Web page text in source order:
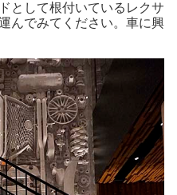
として根付いているレクサ
んでみてください。車に興